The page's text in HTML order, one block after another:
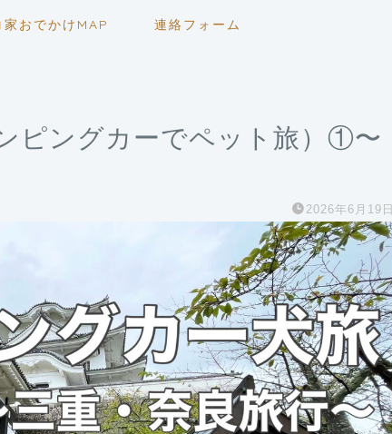
家おでかけMAP 連絡フォーム
ピングカーでペット旅）①〜
2026年6月19日